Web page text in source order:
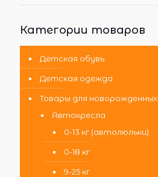
Категории товаров
Детская обувь
Детская одежда
Товары для новорожденных
Автокресла
0-13 кг (автолюльки)
0-18 кг
9-25 кг